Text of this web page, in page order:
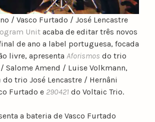
/ Vasco Furtado / José Lencastre
Unit acaba de editar três novos
de ano a label portuguesa, focada
livre, apresenta Aforismos do trio
Salome Amend / Luise Volkmann,
do trio José Lencastre / Hernâni
Furtado e 290421 do Voltaic Trio.
a bateria de Vasco Furtado